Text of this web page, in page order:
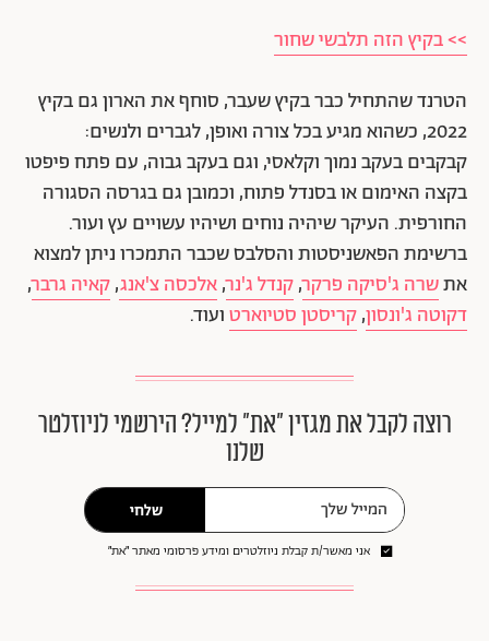
>> בקיץ הזה תלבשי שחור
הטרנד שהתחיל כבר בקיץ שעבר, סוחף את הארון גם בקיץ
2022, כשהוא מגיע בכל צורה ואופן, לגברים ולנשים:
קבקבים בעקב נמוך וקלאסי, וגם בעקב גבוה, עם פתח פיפטו
בקצה האימום או בסנדל פתוח, וכמובן גם בגרסה הסגורה
החורפית. העיקר שיהיה נוחים ושיהיו עשויים עץ ועור.
ברשימת הפאשניסטות והסלבס שכבר התמכרו ניתן למצוא
אתשרה ג'סיקה פרקר,קנדל ג'נר,אלכסה צ'אנג,קאיה גרבר,
דקוטה ג'ונסון,קריסטן סטיוארטועוד.
רוצה לקבל את מגזין ״את״ למייל? הירשמי לניוזלטר
שלנו
שלחי
אני מאשר/ת קבלת ניוזלטרים ומידע פרסומי מאתר ״את״